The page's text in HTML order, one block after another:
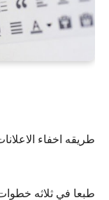
طريقه اخفاء
طبعا في ثلاثه